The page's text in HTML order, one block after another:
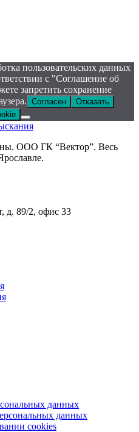
пользовательских данных
с "Соглашение об
запретить сохранение
Согласен
Отказать
ООО ГК “Вектор”. Весь
д. 89/2, офис 33
данных
данных
cookies